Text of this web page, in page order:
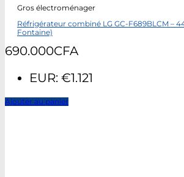
Gros électroménager
Réfrigérateur combiné LG GC-F689BLCM –
Fontaine)
690.000CFA
EUR: €1.121
Ajouter au panier